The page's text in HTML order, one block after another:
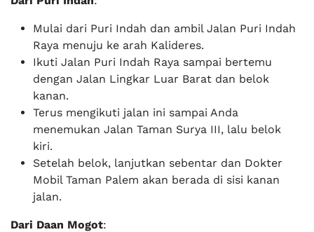
Mulai dari Puri Indah dan ambil Jalan Puri Indah
Raya menuju ke arah Kalideres.
Ikuti Jalan Puri Indah Raya sampai bertemu
dengan Jalan Lingkar Luar Barat dan belok
kanan.
Terus mengikuti jalan ini sampai Anda
menemukan Jalan Taman Surya III, lalu belok
kiri.
Setelah belok, lanjutkan sebentar dan Dokter
Mobil Taman Palem akan berada di sisi kanan
jalan.
Dari Daan Mogot: